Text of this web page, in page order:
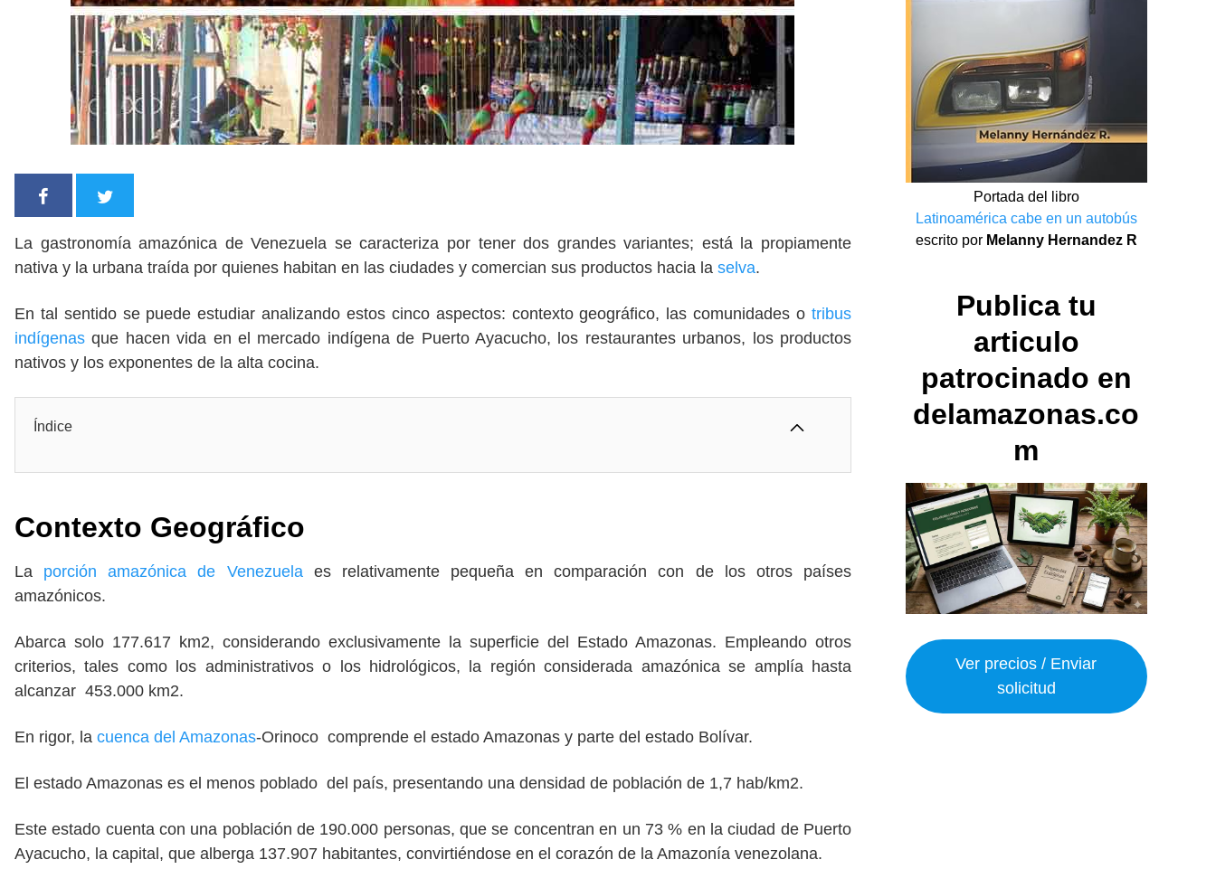
La gastronomía amazónica de Venezuela se caracteriza por tener dos grandes variantes; está la propiamente
nativa y la urbana traída por quienes habitan en las ciudades y comercian sus productos hacia la selva.
En tal sentido se puede estudiar analizando estos cinco aspectos: contexto geográfico, las comunidades o tribus
indígenas que hacen vida en el mercado indígena de Puerto Ayacucho, los restaurantes urbanos, los productos
nativos y los exponentes de la alta cocina.
Índice
Contexto Geográfico
La porción amazónica de Venezuela es relativamente pequeña en comparación con de los otros países
amazónicos.
Abarca solo 177.617 km2, considerando exclusivamente la superficie del Estado Amazonas. Empleando otros
criterios, tales como los administrativos o los hidrológicos, la región considerada amazónica se amplía hasta
alcanzar 453.000 km2.
En rigor, la cuenca del Amazonas-Orinoco comprende el estado Amazonas y parte del estado Bolívar.
El estado Amazonas es el menos poblado del país, presentando una densidad de población de 1,7 hab/km2.
Este estado cuenta con una población de 190.000 personas, que se concentran en un 73 % en la ciudad de Puerto
Ayacucho, la capital, que alberga 137.907 habitantes, convirtiéndose en el corazón de la Amazonía venezolana.
Portada del libro
Latinoamérica cabe en un autobús
escrito por Melanny Hernandez R
Publica tu
articulo
patrocinado en
delamazonas.co
m
Ver precios / Enviar
solicitud